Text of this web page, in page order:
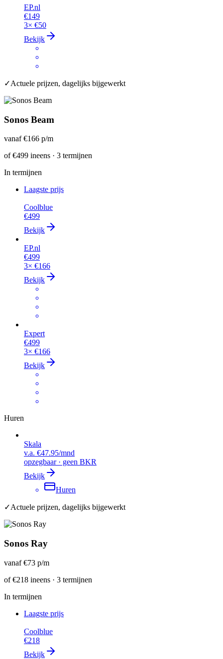
EP.nl
€149
3× €50
Bekijk
✓Actuele prijzen, dagelijks bijgewerkt
Sonos Beam
vanaf€166 p/m
of€499 ineens · 3 termijnen
In termijnen
Laagste prijs
Coolblue
€499
Bekijk
EP.nl
€499
3× €166
Bekijk
Expert
€499
3× €166
Bekijk
Huren
Skala
v.a. €47.95/mnd
opzegbaar · geen BKR
Bekijk
Huren
✓Actuele prijzen, dagelijks bijgewerkt
Sonos Ray
vanaf€73 p/m
of€218 ineens · 3 termijnen
In termijnen
Laagste prijs
Coolblue
€218
Bekijk